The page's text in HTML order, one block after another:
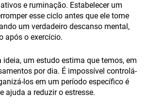
e ruminação. Estabelecer um
esse ciclo antes que ele tome
um verdadeiro descanso mental,
após o exercício.
ideia, um estudo estima que temos, em
por dia. É impossível controlá-
los em um período específico é
ajuda a reduzir o estresse.